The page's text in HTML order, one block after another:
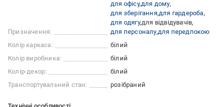
Призначення:
для офісу для дому
для зберігання для гардероба
для одягу для відвідувачів
для персоналу для передпокою
Колір каркаса:
білий
Колір виробника:
білий
Колір-декор:
білий
Транспортувальний стан:
розібраний